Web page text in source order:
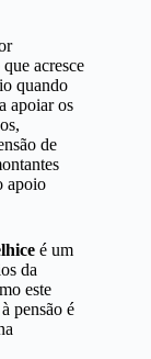
acresce
quando
apoiar os
de
apoio
é um
da
este
pensão é